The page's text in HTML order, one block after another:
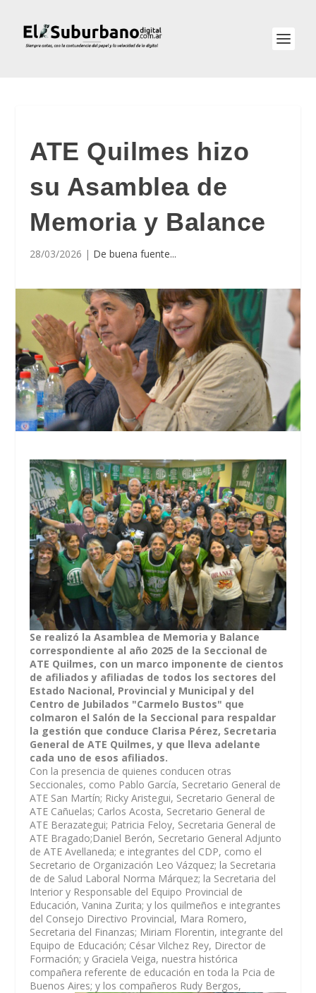
ATE Quilmes hizo
su Asamblea de
Memoria y Balance
28/03/2026 | De buena fuente...
Se realizó la Asamblea de Memoria y Balance
correspondiente al año 2025 de la Seccional de
ATE Quilmes, con un marco imponente de cientos
de afiliados y afiliadas de todos los sectores del
Estado Nacional, Provincial y Municipal y del
Centro de Jubilados "Carmelo Bustos" que
colmaron el Salón de la Seccional para respaldar
la gestión que conduce Clarisa Pérez, Secretaria
General de ATE Quilmes, y que lleva adelante
cada uno de esos afiliados.
Con la presencia de quienes conducen otras
Seccionales, como Pablo García, Secretario General de
ATE San Martín; Ricky Aristegui, Secretario General de
ATE Cañuelas; Carlos Acosta, Secretario General de
ATE Berazategui; Patricia Feloy, Secretaria General de
ATE Bragado;Daniel Berón, Secretario General Adjunto
de ATE Avellaneda; e integrantes del CDP, como el
Secretario de Organización Leo Vázquez; la Secretaria
de de Salud Laboral Norma Márquez; la Secretaria del
Interior y Responsable del Equipo Provincial de
Educación, Vanina Zurita; y los quilmeños e integrantes
del Consejo Directivo Provincial, Mara Romero,
Secretaria del Finanzas; Miriam Florentin, integrante del
Equipo de Educación; César Vilchez Rey, Director de
Formación; y Graciela Veiga, nuestra histórica
compañera referente de educación en toda la Pcia de
Buenos Aires; y los compañeros Rudy Bergos,